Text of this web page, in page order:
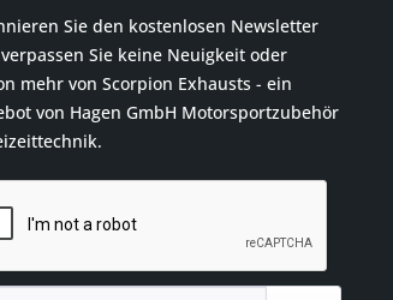
Sie den kostenlosen Newsletter
Sie keine Neuigkeit oder
mehr von Scorpion Exhausts - ein
von Hagen GmbH Motorsportzubehör